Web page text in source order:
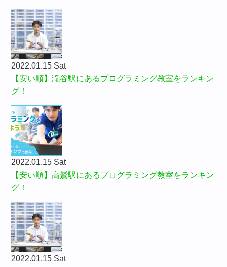
2022.01.15 Sat
【安い順】滝谷駅にあるプログラミング教室をランキン
グ！
2022.01.15 Sat
【安い順】高鷲駅にあるプログラミング教室をランキン
グ！
2022.01.15 Sat